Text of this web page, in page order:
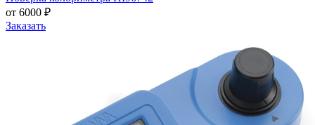
от 6000 ₽
Заказать